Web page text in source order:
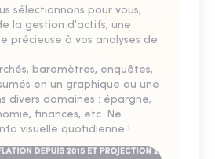
sélectionnons pour vous,
la gestion d'actifs, une
précieuse à vos analyses de
baromètres, enquêtes,
en un graphique ou une
divers domaines : épargne,
finances, etc. Ne
visuelle quotidienne !